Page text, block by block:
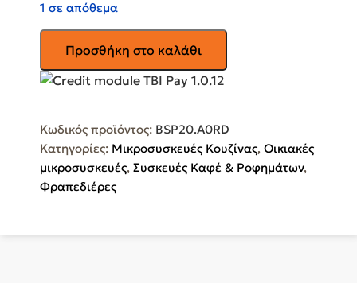
1 σε απόθεμα
Φραπεδιέρα
BSP20.A0RD
Προσθήκη στο καλάθι
Κωδικός προϊόντος: BSP20.A0RD
Κατηγορίες: Μικροσυσκευές Κουζίνας, Οικιακές
μικροσυσκευές, Συσκευές Καφέ & Ροφημάτων,
Φραπεδιέρες